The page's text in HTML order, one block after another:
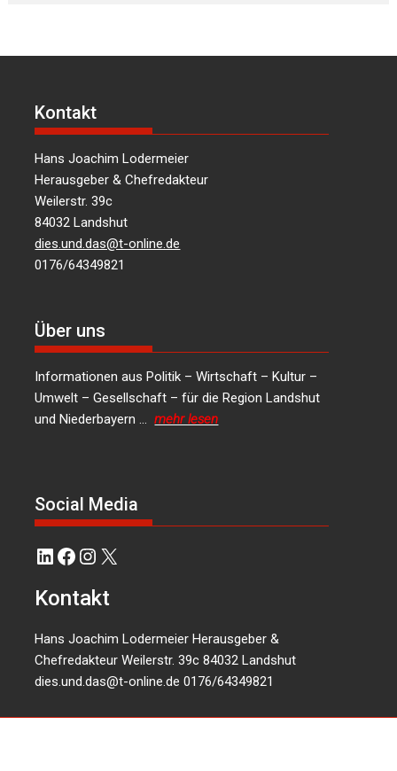
Kontakt
Hans Joachim Lodermeier
Herausgeber & Chefredakteur
Weilerstr. 39c
84032 Landshut
dies.und.das@t-online.de
0176/64349821
Über uns
Informationen aus Politik – Wirtschaft – Kultur –
Umwelt – Gesellschaft – für die Region Landshut
und Niederbayern …mehr lesen
Social Media
LinkedIn
Facebook
Instagram
X
Kontakt
Hans Joachim Lodermeier Herausgeber &
Chefredakteur Weilerstr. 39c 84032 Landshut
dies.und.das@t-online.de 0176/64349821